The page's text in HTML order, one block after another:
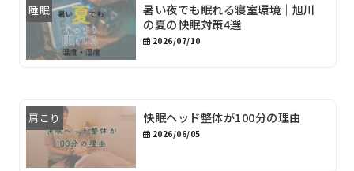
睡眠
暑い夜でも眠れる寝室環境｜旭川
の夏の快眠対策4選
2026/07/10
肩こり 快眠ヘッド整体が100分の理由
2026/06/05